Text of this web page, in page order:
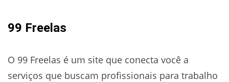
99 Freelas
O 99 Freelas é um site que conecta você a
serviços que buscam profissionais para trabalho